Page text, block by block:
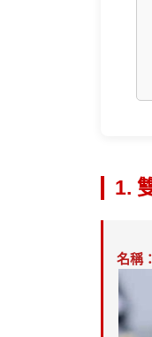
1.
名稱：